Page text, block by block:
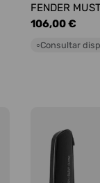
FENDER
Precio
habitual
106,00 €
○Consultar